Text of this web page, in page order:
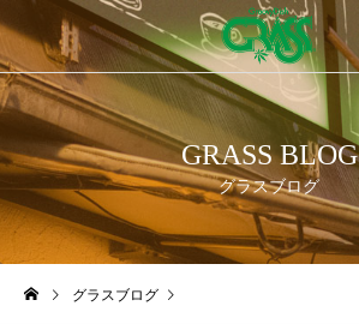
GRASS BLOG
グラスブログ
グラスブログ